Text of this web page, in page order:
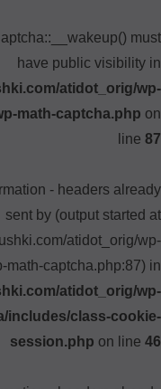
must
have public visibility in
atidot_orig/wp-
math-captcha.php on
line 87
- headers already
sent by (output started at
atidot_orig/wp-
math-captcha.php:87) in
atidot_orig/wp-
includes/class-cookie-
session.php on line 46